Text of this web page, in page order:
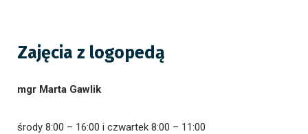
Zajęcia z logopedą
mgr Marta Gawlik
środy 8:00 – 16:00 i czwartek 8:00 – 11:00